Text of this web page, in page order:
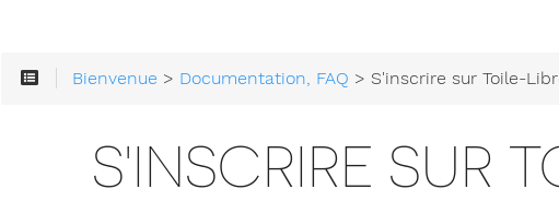
Bienvenue > Documentation, FAQ > S'inscrire sur Toile-
S'INSCRIRE SUR